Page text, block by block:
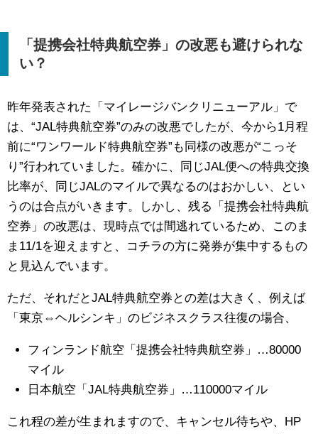
「提携会社特典航空券」の改悪も避けられな
い？
昨年発表された「マイレージバンクリニューアル」で
は、“JAL特典航空券”のみの改悪でしたが、今から1月程
前に“ワンワールド特典航空券”も同様の改悪が“こっそ
り”行われていました。確かに、同じJAL便への特典交換
比率が、同じJALのマイルで異なるのはおかしい、とい
うのは合点がいきます。しかし、残る「提携会社特典航
空券」の改悪は、現時点では間逃れているため、このま
ま11/1を迎えますと、コチラの方に発券が集中するもの
と見込んでいます。
ただ、それだとJAL特典航空券との差は大きく、例えば
「東京⇔ヘルシンキ」のビジネスクラス往復の場合、
フィンランド航空「提携会社特典航空券」…80000
マイル
日本航空「JAL特典航空券」…110000マイル
これ程の差が生まれますので、キャンセル待ちや、HP